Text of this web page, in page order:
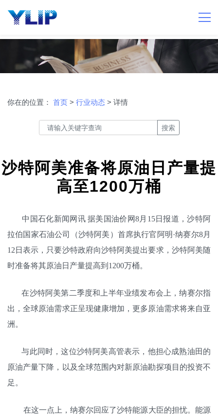
你在的位置： 首页 > 行业动态 > 详情
搜索
沙特阿美准备将原油日产量提
高至1200万桶
中国石化新闻网讯 据美国油价网8月15日报道，沙特阿
拉伯国家石油公司（沙特阿美）首席执行官阿明·纳赛尔8月
12日表示，只要沙特政府向沙特阿美提出要求，沙特阿美随
时准备将其原油日产量提高到1200万桶。
在沙特阿美第二季度和上半年业绩发布会上，纳赛尔指
出，全球原油需求正呈现健康增加，更多原油需求将来自亚
洲。
与此同时，这位沙特阿美高管表示，他担心成熟油田的
原油产量下降，以及全球范围内对新原油勘探项目的投资不
足。
在这一点上，纳赛尔回应了沙特能源大臣的担忧。能源